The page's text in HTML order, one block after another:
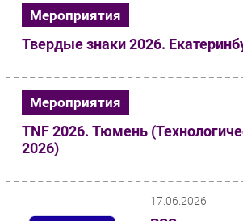
Мероприятия
Твердые знаки 2026.
Мероприятия
TNF 2026. Тюмень
2026)
17.06.2026